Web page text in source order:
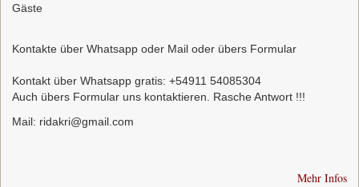
Gäste
Kontakte über Whatsapp oder Mail oder übers Formular
Kontakt über Whatsapp gratis: +54911 54085304
Auch übers Formular uns kontaktieren. Rasche Antwort !!!
Mail: ridakri@gmail.com
Mehr Infos